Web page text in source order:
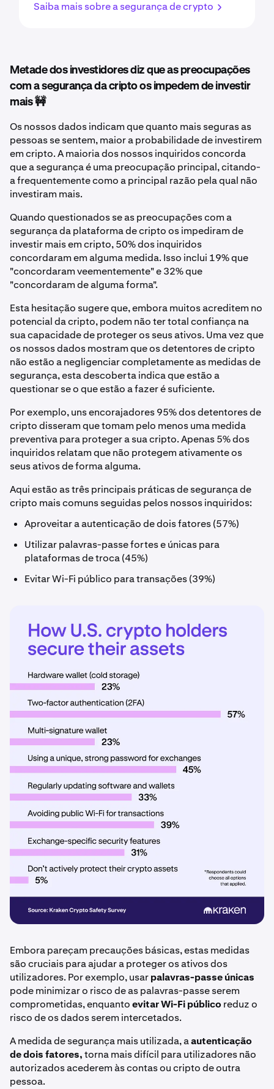
Saiba mais sobre a segurança de crypto
Metade dos investidores diz que as preocupações
com a segurança da cripto os impedem de investir
mais 🚧
Os nossos dados indicam que quanto mais seguras as
pessoas se sentem, maior a probabilidade de investirem
em cripto. A maioria dos nossos inquiridos concorda
que a segurança é uma preocupação principal, citando-
a frequentemente como a principal razão pela qual não
investiram mais.
Quando questionados se as preocupações com a
segurança da plataforma de cripto os impediram de
investir mais em cripto, 50% dos inquiridos
concordaram em alguma medida. Isso inclui 19% que
"concordaram veementemente" e 32% que
"concordaram de alguma forma".
Esta hesitação sugere que, embora muitos acreditem no
potencial da cripto, podem não ter total confiança na
sua capacidade de proteger os seus ativos. Uma vez que
os nossos dados mostram que os detentores de cripto
não estão a negligenciar completamente as medidas de
segurança, esta descoberta indica que estão a
questionar se o que estão a fazer é suficiente.
Por exemplo, uns encorajadores 95% dos detentores de
cripto disseram que tomam pelo menos uma medida
preventiva para proteger a sua cripto. Apenas 5% dos
inquiridos relatam que não protegem ativamente os
seus ativos de forma alguma.
Aqui estão as três principais práticas de segurança de
cripto mais comuns seguidas pelos nossos inquiridos:
Aproveitar a autenticação de dois fatores (57%)
Utilizar palavras-passe fortes e únicas para
plataformas de troca (45%)
Evitar Wi-Fi público para transações (39%)
Embora pareçam precauções básicas, estas medidas
são cruciais para ajudar a proteger os ativos dos
utilizadores. Por exemplo, usarpalavras-passe únicas
pode minimizar o risco de as palavras-passe serem
comprometidas, enquantoevitar Wi-Fi público reduz o
risco de os dados serem intercetados.
A medida de segurança mais utilizada, aautenticação
de dois fatores,torna mais difícil para utilizadores não
autorizados acederem às contas ou cripto de outra
pessoa.